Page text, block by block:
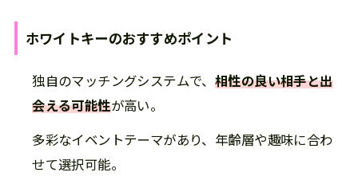
ホワイトキーのおすすめポイント
独自のマッチングシステムで、 相性の良い相手と出
会える可能性が高い。
多彩なイベントテーマがあり、年齢層や趣味に合わ
せて選択可能。